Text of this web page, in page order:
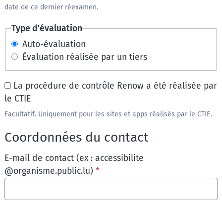
date de ce dernier réexamen.
Type d'évaluation
Auto-évaluation
Évaluation réalisée par un tiers
La procédure de contrôle Renow a été réalisée par
le CTIE
Facultatif. Uniquement pour les sites et apps réalisés par le CTIE.
Coordonnées du contact
E-mail de contact (ex : accessibilite
@organisme.public.lu) *